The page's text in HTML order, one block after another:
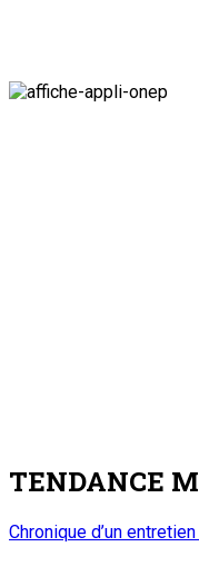
TENDANCE
Chronique d’un